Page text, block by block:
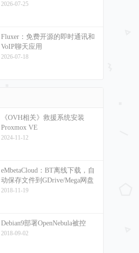
2026-07-25
Fluxer：免费开源的即时通讯和
VoIP聊天应用
2026-07-18
《OVH相关》救援系统安装
Proxmox VE
2024-11-12
eMbetaCloud：BT离线下载，自
动保存文件到GDrive/Mega网盘
2018-11-19
Debian9部署OpenNebula被控
2018-09-02